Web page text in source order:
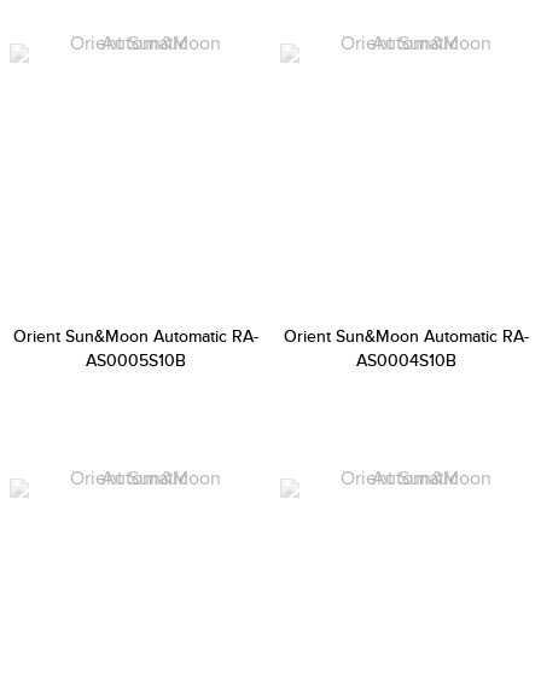
Orient Sun&Moon Automatic RA-
AS0005S10B
Orient Sun&Moon Automatic RA-
AS0004S10B